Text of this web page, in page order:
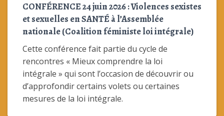
CONFÉRENCE 24 juin 2026 : Violences sexistes
et sexuelles en SANTÉ à l’Assemblée
nationale (Coalition féministe loi intégrale)
Cette conférence fait partie du cycle de
rencontres « Mieux comprendre la loi
intégrale » qui sont l’occasion de découvrir ou
d’approfondir certains volets ou certaines
mesures de la loi intégrale.